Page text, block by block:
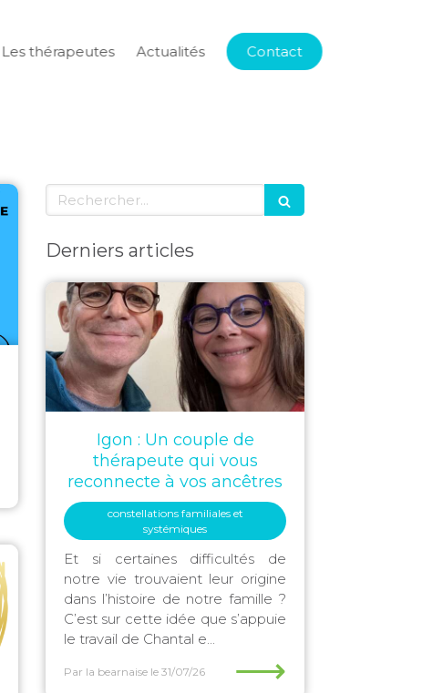
Les thérapeutes Actualités Contact
Rechercher
Derniers articles
Igon : Un couple de
thérapeute qui vous
reconnecte à vos ancêtres
constellations familiales et
systémiques
Et si certaines difficultés de
notre vie trouvaient leur origine
dans l’histoire de notre famille ?
C’est sur cette idée que s’appuie
le travail de Chantal e...
Par la bearnaise le 31/07/26 ⟶